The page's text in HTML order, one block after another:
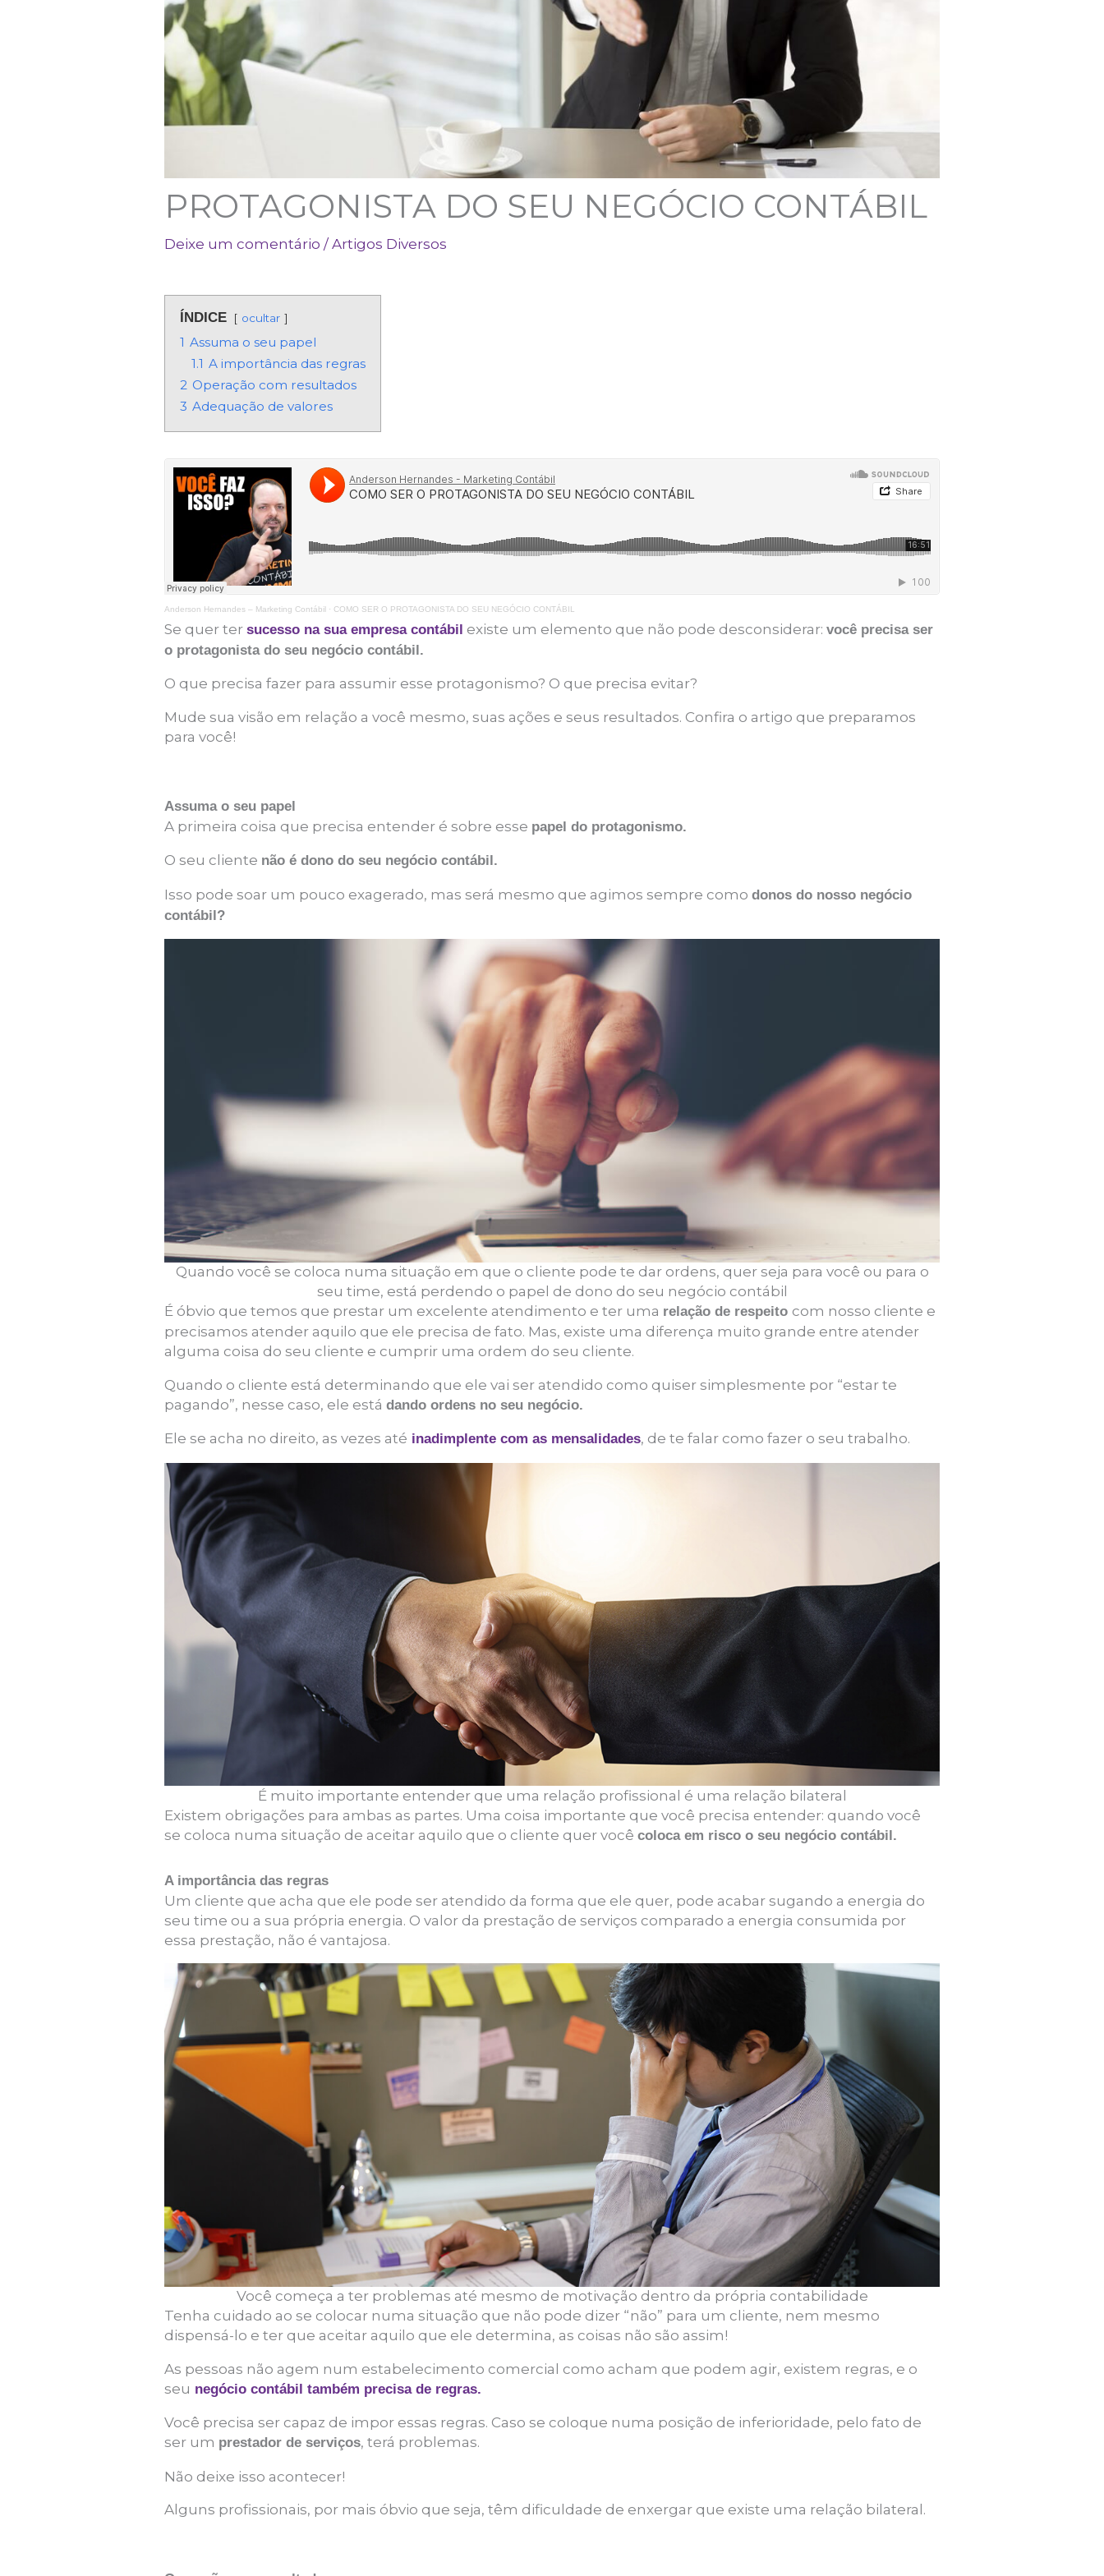
PROTAGONISTA DO SEU NEGÓCIO CONTÁBIL
Deixe um comentário /Artigos Diversos
ÍNDICE ocultar
1 Assuma o seu papel
1.1 A importância das regras
2 Operação com resultados
3 Adequação de valores
Anderson Hernandes – Marketing Contábil· COMO SER O PROTAGONISTA DO SEU NEGÓCIO CONTÁBIL
Se quer ter sucesso na sua empresa contábil existe um elemento que não pode desconsiderar: você precisa ser
o protagonista do seu negócio contábil.
O que precisa fazer para assumir esse protagonismo? O que precisa evitar?
Mude sua visão em relação a você mesmo, suas ações e seus resultados. Confira o artigo que preparamos
para você!
Assuma o seu papel
A primeira coisa que precisa entender é sobre esse papel do protagonismo.
O seu cliente não é dono do seu negócio contábil.
Isso pode soar um pouco exagerado, mas será mesmo que agimos sempre como donos do nosso negócio
contábil?
Quando você se coloca numa situação em que o cliente pode te dar ordens, quer seja para você ou para o
seu time, está perdendo o papel de dono do seu negócio contábil
É óbvio que temos que prestar um excelente atendimento e ter uma relação de respeito com nosso cliente e
precisamos atender aquilo que ele precisa de fato. Mas, existe uma diferença muito grande entre atender
alguma coisa do seu cliente e cumprir uma ordem do seu cliente.
Quando o cliente está determinando que ele vai ser atendido como quiser simplesmente por “estar te
pagando”, nesse caso, ele está dando ordens no seu negócio.
Ele se acha no direito, as vezes até inadimplente com as mensalidades, de te falar como fazer o seu trabalho.
É muito importante entender que uma relação profissional é uma relação bilateral
Existem obrigações para ambas as partes. Uma coisa importante que você precisa entender: quando você
se coloca numa situação de aceitar aquilo que o cliente quer você coloca em risco o seu negócio contábil.
A importância das regras
Um cliente que acha que ele pode ser atendido da forma que ele quer, pode acabar sugando a energia do
seu time ou a sua própria energia. O valor da prestação de serviços comparado a energia consumida por
essa prestação, não é vantajosa.
Você começa a ter problemas até mesmo de motivação dentro da própria contabilidade
Tenha cuidado ao se colocar numa situação que não pode dizer “não” para um cliente, nem mesmo
dispensá-lo e ter que aceitar aquilo que ele determina, as coisas não são assim!
As pessoas não agem num estabelecimento comercial como acham que podem agir, existem regras, e o
seu negócio contábil também precisa de regras.
Você precisa ser capaz de impor essas regras. Caso se coloque numa posição de inferioridade, pelo fato de
ser um prestador de serviços, terá problemas.
Não deixe isso acontecer!
Alguns profissionais, por mais óbvio que seja, têm dificuldade de enxergar que existe uma relação bilateral.